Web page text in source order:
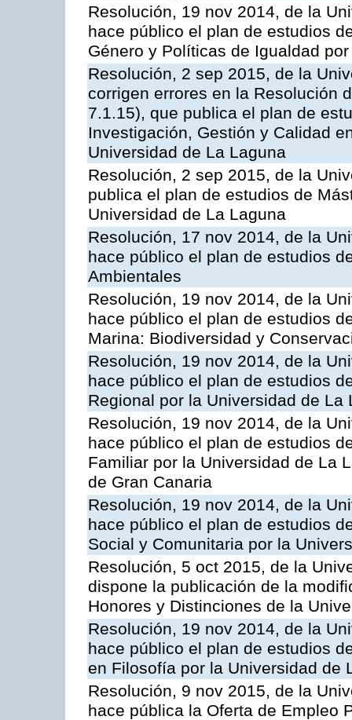
Resolución, 19 nov 2014, de la
hace público el plan de estudios
Género y Políticas de Igualdad
Resolución, 2 sep 2015, de la
corrigen errores en la Resolución
7.1.15), que publica el plan de
Investigación, Gestión y Calidad
Universidad de La Laguna
Resolución, 2 sep 2015, de la
publica el plan de estudios de
Universidad de La Laguna
Resolución, 17 nov 2014, de la
hace público el plan de estudios
Ambientales
Resolución, 19 nov 2014, de la
hace público el plan de estudios
Marina: Biodiversidad y
Resolución, 19 nov 2014, de la
hace público el plan de estudios
Regional por la Universidad de La
Resolución, 19 nov 2014, de la
hace público el plan de estudios
Familiar por la Universidad de La
de Gran Canaria
Resolución, 19 nov 2014, de la
hace público el plan de estudios
Social y Comunitaria por la
Resolución, 5 oct 2015, de la
dispone la publicación de la
Honores y Distinciones de la
Resolución, 19 nov 2014, de la
hace público el plan de estudios
en Filosofía por la Universidad de
Resolución, 9 nov 2015, de la
hace pública la Oferta de Empleo